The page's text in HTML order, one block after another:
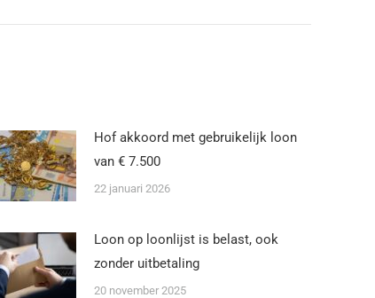
Hof akkoord met gebruikelijk loon
van € 7.500
22 januari 2026
Loon op loonlijst is belast, ook
zonder uitbetaling
20 november 2025